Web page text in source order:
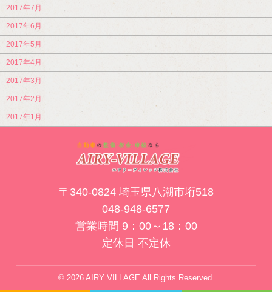
2017年7月
2017年6月
2017年5月
2017年4月
2017年3月
2017年2月
2017年1月
〒340-0824 埼玉県八潮市垳518
048-948-6577
営業時間 9：00～18：00
定休日 不定休
© 2026 AIRY VILLAGE All Rights Reserved.